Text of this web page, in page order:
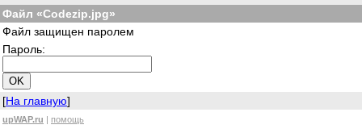
Файл «Codezip.jpg»
Файл защищен паролем
Пароль:
[На главную]
upWAP.ru | помощь